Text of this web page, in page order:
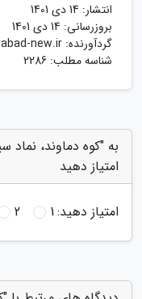
انتشار: 14 دی 1401
بروزرسانی: 14 دی 1401
گردآورنده: new.ir
شناسه مطلب: 2286
به "کوه دماوند، نماد
امتیاز دهید
امتیاز دهید:1
2